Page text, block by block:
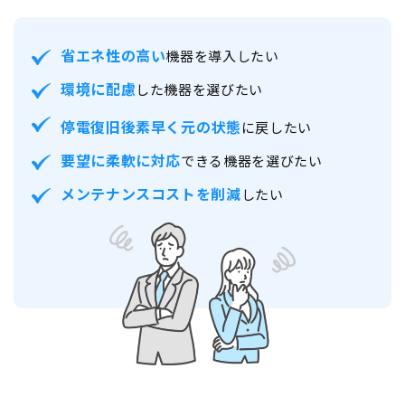
省エネ性の高い機器を導入したい
環境に配慮した機器を選びたい
停電復旧後素早く元の状態に戻したい
要望に柔軟に対応できる機器を選びたい
メンテナンスコストを削減したい